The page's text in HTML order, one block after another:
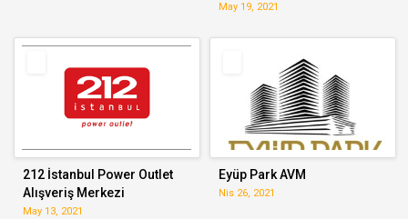
May 19, 2021
212 İstanbul Power Outlet
Alışveriş Merkezi
May 13, 2021
Eyüp Park AVM
Nis 26, 2021